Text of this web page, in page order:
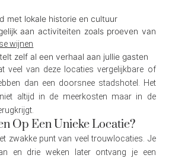
met lokale historie en cultuur
aan activiteiten zoals proeven van
wijnen
zelf al een verhaal aan jullie gasten
veel van deze locaties vergelijkbare of
dan een doorsnee stadshotel. Het
altijd in de meerkosten maar in de
Op Een Unieke Locatie?
zwakke punt van veel trouwlocaties. Je
en drie weken later ontvang je een